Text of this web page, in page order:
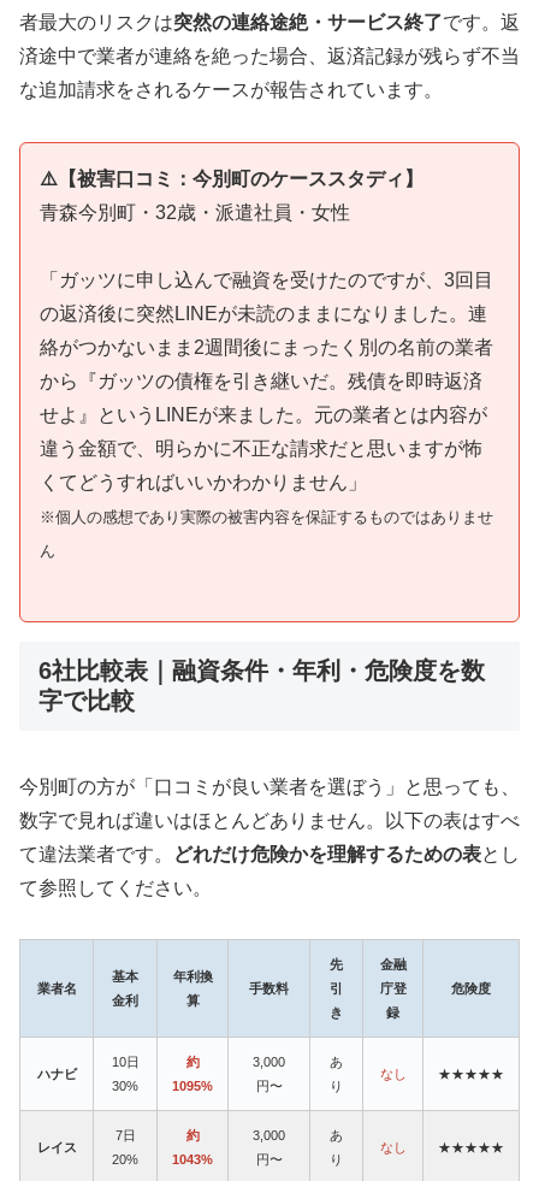
者最大のリスクは突然の連絡途絶・サービス終了です。返
済途中で業者が連絡を絶った場合、返済記録が残らず不当
な追加請求をされるケースが報告されています。
⚠️【被害口コミ：今別町のケーススタディ】
青森今別町・32歳・派遣社員・女性
「ガッツに申し込んで融資を受けたのですが、3回目
の返済後に突然LINEが未読のままになりました。連
絡がつかないまま2週間後にまったく別の名前の業者
から『ガッツの債権を引き継いだ。残債を即時返済
せよ』というLINEが来ました。元の業者とは内容が
違う金額で、明らかに不正な請求だと思いますが怖
くてどうすればいいかわかりません」
※個人の感想であり実際の被害内容を保証するものではありませ
ん
6社比較表｜融資条件・年利・危険度を数
字で比較
今別町の方が「口コミが良い業者を選ぼう」と思っても、
数字で見れば違いはほとんどありません。以下の表はすべ
て違法業者です。
どれだけ危険かを理解するための表とし
て参照してください。
業者名
基本
金利
年利換
算
手数料
先
引
き
金融
庁登
録
危険度
ハナビ
10日
30%
約
1095%
3,000
円〜
あ
り
なし ★★★★★
レイス
7日
20%
約
1043%
3,000
円〜
あ
り
なし ★★★★★